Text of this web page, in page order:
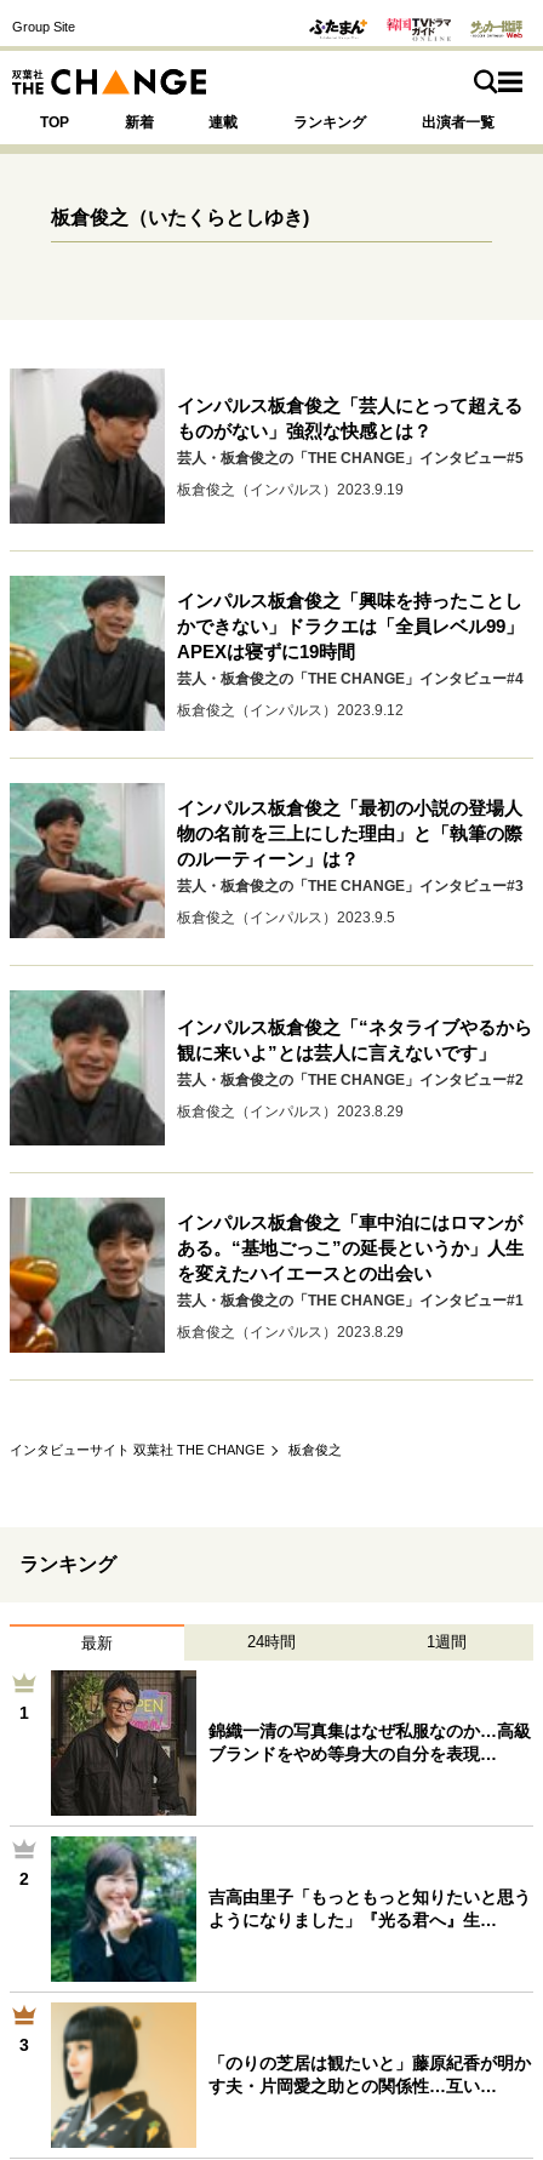
Group Site
TOP 新着 連載 ランキング 出演者一覧
運命を変えた出会い 決断の裏側
挫折からの再起
未知への挑戦
プロフェッショナルの矜持
表現者の葛藤
人生が動いた日 10代の挫折と原点
キャリア・働き方
セカンドキャリアの描き方
独立という決断
大人の学び直し
ファーストキャリアを拓く
夢を掴む選択
リーダーの流儀
トップが描く未来
マインドセット
ライフスタイル・生き方
40代からの景色 50代のリアル
美しさの哲学
パートナーとの歩み方
病が教えてくれたこと
移住という選択
熱狂できるもの
私を彩るエッセンス
60代のネクストステージ
70代のグランドデザイン
社会・カルチャー・マネー
板倉俊之 （いたくらとしゆき)
インパルス板倉俊之「芸人にとって超える
ものがない」強烈な快感とは？
芸人・板倉俊之の「THE CHANGE」インタビュー#5
板倉俊之（インパルス） 2023.9.19
インパルス板倉俊之「興味を持ったことし
かできない」ドラクエは「全員レベル99」
APEXは寝ずに19時間
芸人・板倉俊之の「THE CHANGE」インタビュー#4
板倉俊之（インパルス） 2023.9.12
インパルス板倉俊之「最初の小説の登場人
物の名前を三上にした理由」と「執筆の際
のルーティーン」は？
芸人・板倉俊之の「THE CHANGE」インタビュー#3
板倉俊之（インパルス） 2023.9.5
インパルス板倉俊之「“ネタライブやるから
観に来いよ”とは芸人に言えないです」
芸人・板倉俊之の「THE CHANGE」インタビュー#2
板倉俊之（インパルス） 2023.8.29
インパルス板倉俊之「車中泊にはロマンが
ある。“基地ごっこ”の延長というか」人生
を変えたハイエースとの出会い
芸人・板倉俊之の「THE CHANGE」インタビュー#1
板倉俊之（インパルス） 2023.8.29
インタビューサイト 双葉社 THE CHANGE 板倉俊之
ランキング
最新 24時間 1週間
1
錦織一清の写真集はなぜ私服なのか…高級
ブランドをやめ等身大の自分を表現…
2
吉高由里子「もっともっと知りたいと思う
ようになりました」『光る君へ』生…
3
「のりの芝居は観たいと」藤原紀香が明か
す夫・片岡愛之助との関係性…互い…